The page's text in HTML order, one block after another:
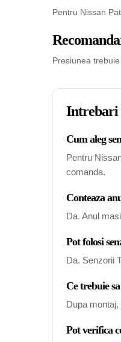
Pentru Nissan
Presiunea
Intrebari
Cum aleg
Pentru
comanda.
Conteaza
Da. Anul
Pot folosi
Da. Senzorii
Ce trebuie
Dupa
Pot verifica